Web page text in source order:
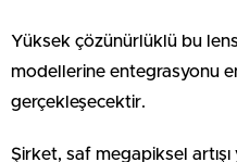
Yüksek çözünürlüklü bu
modellerine entegrasyonu
gerçekleşecektir.
Şirket, saf megapiksel